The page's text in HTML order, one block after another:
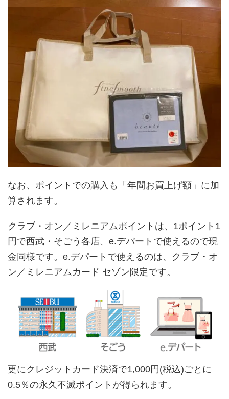
なお、ポイントでの購入も「年間お買上げ額」に加
算されます。
クラブ・オン／ミレニアムポイントは、1ポイント1
円で西武・そごう各店、e.デパートで使えるので現
金同様です。e.デパートで使えるのは、クラブ・オ
ン／ミレニアムカード セゾン限定です。
更にクレジットカード決済で1,000円(税込)ごとに
0.5％の永久不滅ポイントが得られます。